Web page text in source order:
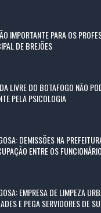
IMPORTANTE PARA OS
DE BREJÕES
LIVRE DO BOTAFOGO NÃO
PELA PSICOLOGIA
DEMISSÕES NA
ENTRE OS
EMPRESA DE LIMPEZA
E PEGA SERVIDORES DE